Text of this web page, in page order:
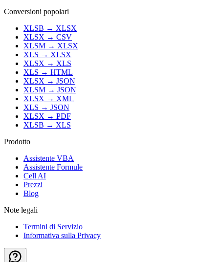
Conversioni popolari
XLSB → XLSX
XLSX → CSV
XLSM → XLSX
XLS → XLSX
XLSX → XLS
XLS → HTML
XLSX → JSON
XLSM → JSON
XLSX → XML
XLS → JSON
XLSX → PDF
XLSB → XLS
Prodotto
Assistente VBA
Assistente Formule
Cell AI
Prezzi
Blog
Note legali
Termini di Servizio
Informativa sulla Privacy